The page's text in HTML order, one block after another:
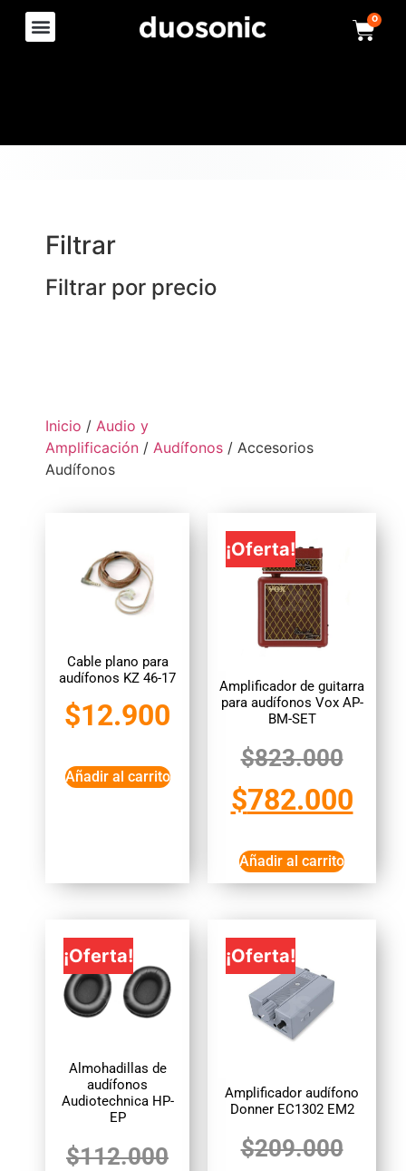
0
Filtrar
Filtrar por precio
Inicio / Audio y
Amplificación / Audífonos / Accesorios
Audífonos
Cable plano para
audífonos KZ 46-17
$12.900
Añadir al carrito
¡Oferta!
Amplificador de guitarra
para audífonos Vox AP-
BM-SET
$823.000
$782.000
Añadir al carrito
¡Oferta!
Almohadillas de
audífonos
Audiotechnica HP-
EP
$112.000
¡Oferta!
Amplificador audífono
Donner EC1302 EM2
$209.000